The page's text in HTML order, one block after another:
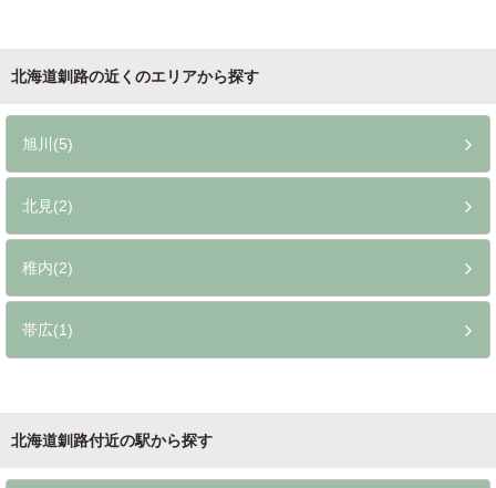
北海道釧路の近くのエリアから探す
旭川(5)
北見(2)
稚内(2)
帯広(1)
北海道釧路付近の駅から探す